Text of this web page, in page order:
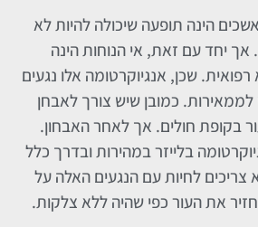
הינה תופעה שיכולה להיות לא
יחד עם זאת, אי הנוחות הינה
שכן, אנגיוקרטומה אלו נגעים
כמובן שיש צורך לאבחן
בקופת חולים. אך לאחר האבחון.
בלייזר במהירות ובדרך כלל
לחיות עם הנגעים האלה על
את העור כפי שהיה ללא צלקות.